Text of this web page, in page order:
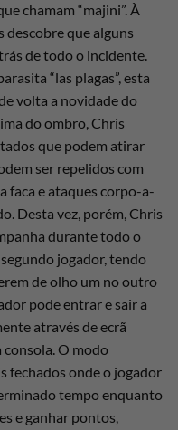
chamam “majini”. À
descobre que alguns
de todo o incidente.
“las plagas”, esta
volta a novidade do
do ombro, Chris
que podem atirar
ser repelidos com
faca e ataques corpo-a-
Desta vez, porém, Chris
durante todo o
jogador, tendo
de olho um no outro
pode entrar e sair a
através de ecrã
O modo
fechados onde o jogador
tempo enquanto
e ganhar pontos,